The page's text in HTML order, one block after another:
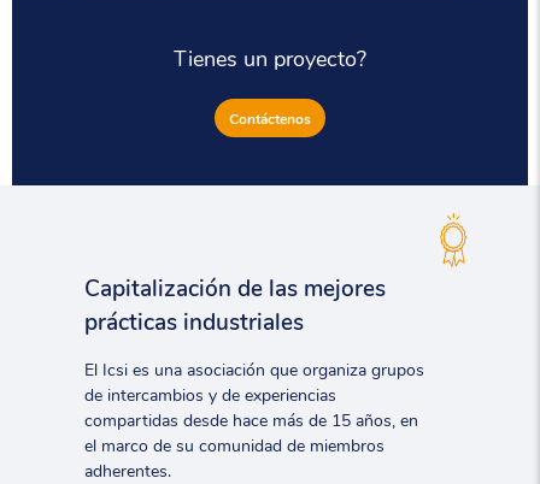
Tienes un proyecto?
Contáctenos
Capitalización de las mejores
prácticas industriales
El Icsi es una asociación que organiza grupos
de intercambios y de experiencias
compartidas desde hace más de 15 años, en
el marco de su comunidad de miembros
adherentes.